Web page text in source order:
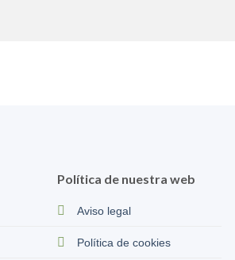
Política de nuestra web
Aviso legal
Política de cookies